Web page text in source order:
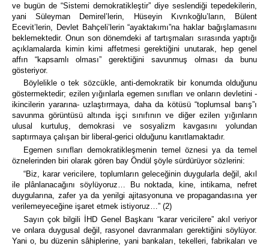
ve bugün de “Sistemi demokratikleştir” diye seslendiği tepedekilerin,
yani Süleyman Demirel’lerin, Hüseyin Kıvrıkoğlu’ların, Bülent
Ecevit’lerin, Devlet Bahçeli’lerin “ayaktakımı”na haklar bağışlamasını
beklemektedir. Onun son dönemdeki af tartışmaları sırasında yaptığı
açıklamalarda kimin kimi affetmesi gerektiğini unutarak, hep genel
affın “kapsamlı olması” gerektiğini savunmuş olması da bunu
gösteriyor.
Böylelikle o tek sözcükle, anti-demokratik bir konumda olduğunu
göstermektedir; ezilen yığınlarla egemen sınıfları ve onların devletini -
ikincilerin yararına- uzlaştırmaya, daha da kötüsü “toplumsal barış”ı
savunma görüntüsü altında işçi sınıfının ve diğer ezilen yığınların
ulusal kurtuluş, demokrasi ve sosyalizm kavgasını yolundan
saptırmaya çalışan bir liberal-gerici olduğunu kanıtlamaktadır.
Egemen sınıfları demokratikleşmenin temel öznesi ya da temel
öznelerinden biri olarak gören bay Öndül şöyle sürdürüyor sözlerini:
“Biz, karar vericilere, toplumların geleceğinin duygularla değil, akıl
ile plânlanacağını söylüyoruz… Bu noktada, kine, intikama, nefret
duygularına, zafer ya da yenilgi ajitasyonuna ve propagandasına yer
verilemeyeceğine işaret etmek istiyoruz…” (2)
Sayın çok bilgili İHD Genel Başkanı “karar vericilere” akıl veriyor
ve onlara duygusal değil, rasyonel davranmaları gerektiğini söylüyor.
Yani o, bu düzenin sâhiplerine, yani bankaları, tekelleri, fabrikaları ve